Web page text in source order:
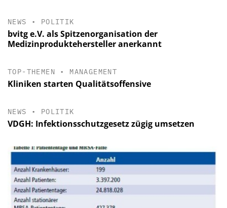
NEWS • POLITIK
bvitg e.V. als Spitzenorganisation der
Medizinproduktehersteller anerkannt
TOP-THEMEN • MANAGEMENT
Kliniken starten Qualitätsoffensive
NEWS • POLITIK
VDGH: Infektionsschutzgesetz zügig umsetzen